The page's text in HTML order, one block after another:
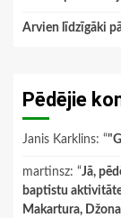
Arvien līdzīgāki
Pēdējie
Janis Karklins: “
martinsz: “Jā,
baptistu
Makartura,